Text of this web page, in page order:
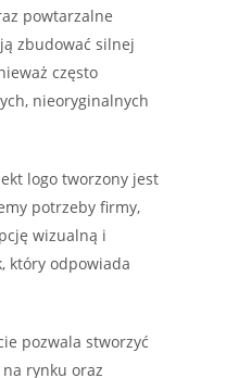
powtarzalne
zbudować silnej
często
nieoryginalnych
logo tworzony jest
potrzeby firmy,
wizualną i
który odpowiada
pozwala stworzyć
rynku oraz